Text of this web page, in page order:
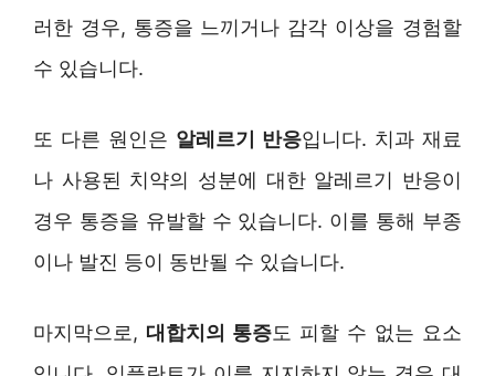
러한 경우, 통증을 느끼거나 감각 이상을 경험할
수 있습니다.
또 다른 원인은 알레르기 반응입니다. 치과 재료
나 사용된 치약의 성분에 대한 알레르기 반응이
경우 통증을 유발할 수 있습니다. 이를 통해 부종
이나 발진 등이 동반될 수 있습니다.
마지막으로, 대합치의 통증도 피할 수 없는 요소